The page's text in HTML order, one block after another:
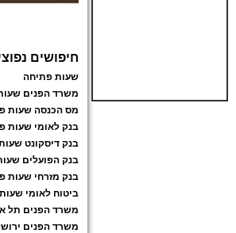
חיפושים
שעות פתיחה
משרד הפנים
מס הכנסה שעות
בנק לאומי שעות
בנק דיסקונט
בנק הפועלים
בנק מזרחי שעות
ביטוח לאומי
משרד הפנים תל
משרד הפנים